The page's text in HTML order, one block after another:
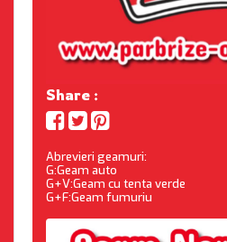
Share :
Abrevieri geamuri:
G:Geam auto
G+V:Geam cu tenta verde
G+F:Geam fumuriu